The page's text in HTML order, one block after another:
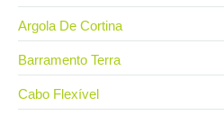
Argola De Cortina
Barramento Terra
Cabo Flexível